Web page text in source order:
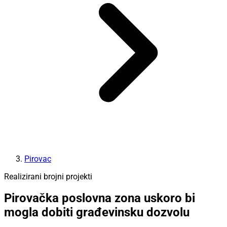
Pirovac
Realizirani brojni projekti
Pirovačka poslovna zona uskoro bi
mogla dobiti građevinsku dozvolu